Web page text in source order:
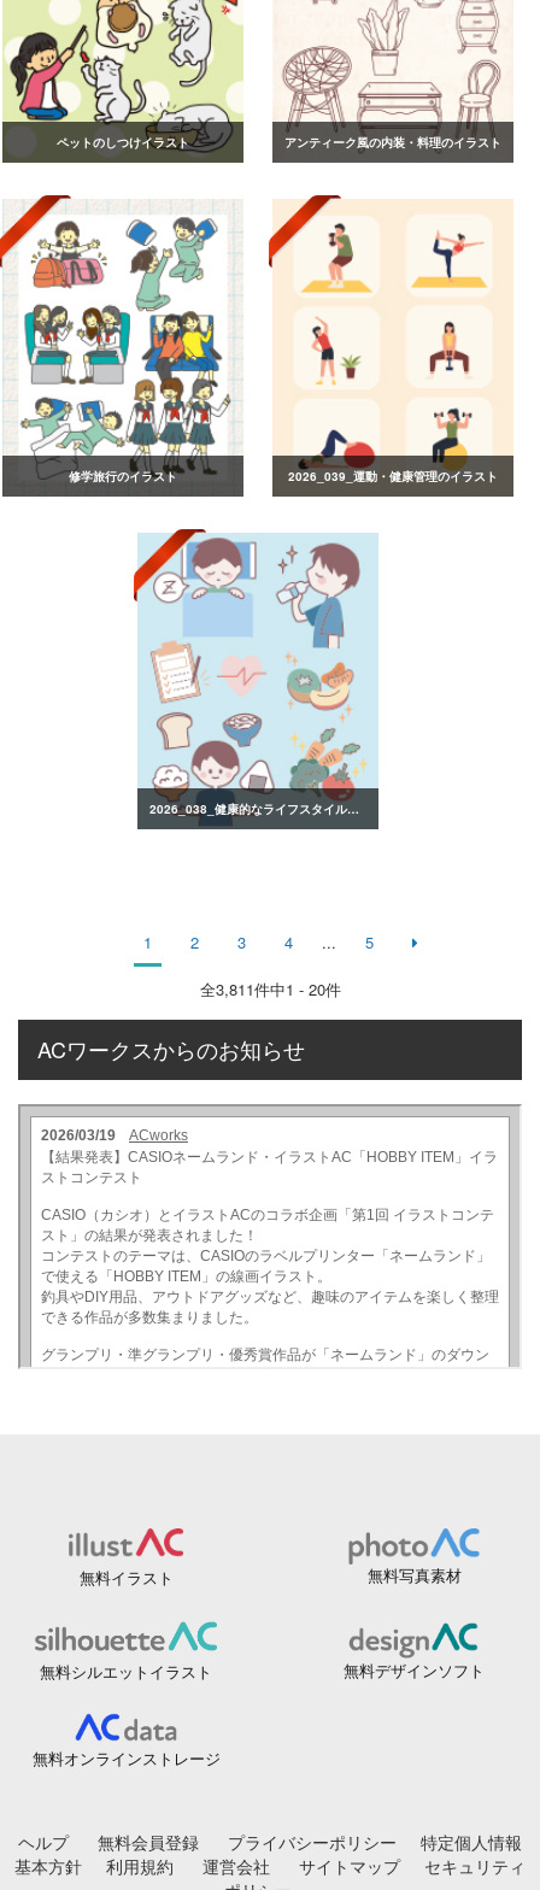
ペットのしつけイラスト アンティーク風の内装・料理のイラスト
修学旅行のイラスト 2026_039_運動・健康管理のイラスト
2026_038_健康的なライフスタイルのイラスト
1 2 3 4 ... 5
全3,811件中1 - 20件
ACワークスからのお知らせ
無料イラスト 無料写真素材
無料シルエットイラスト 無料デザインソフト
無料オンラインストレージ
ヘルプ 無料会員登録 プライバシーポリシー
特定個人情報
基本方針
利用規約 運営会社 サイトマップ
セキュリティ